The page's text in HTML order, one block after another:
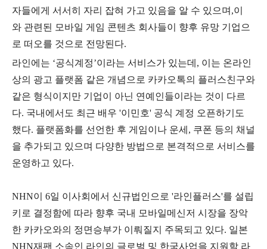
자들에게 서서히 자리 잡혀 가고 있음을 알 수 있으며,이
와 관련된 모바일 게임 콘텐츠 회사들이 향후 유망 기업으
로 떠오를 것으로 전망된다.
라인에는 ‘공식계정’이라는 서비스가 있는데, 이는 온라인
상의 광고 플랫폼 같은 개념으로 카카오톡의 플러스친구와
같은 형식이지만 기업이 아닌 연예인들이라는 것이 다르
다. 국내에서도 최근 배우 '이민호' 공식 계정 오픈하기도
했다. 플랫폼화를 선언한 후 게임이나 운세, 쿠폰 등의 채널
을 추가되고 있으며 다양한 방법으로 본격적으로 서비스를
운영하고 있다.
NHN이 6일 이사회에서 신규법인으로 '라인플러스'를 설립
키로 결정함에 따라 향후 국내 모바일메신저 시장을 장악
한 카카오와의 정면승부가 이뤄질지 주목되고 있다. 일본
NHN재팬 소속인 라인의 글로벌 및 한국사업을 지원할 라